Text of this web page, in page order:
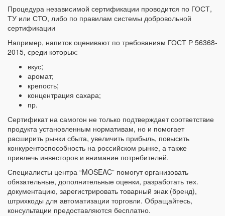
Процедура независимой сертификации проводится по ГОСТ,
ТУ или СТО, либо по правилам системы добровольной
сертификации
Например, напиток оценивают по требованиям ГОСТ Р 56368-
2015, среди которых:
вкус;
аромат;
крепость;
концентрация сахара;
пр.
Сертификат на самогон не только подтверждает соответствие
продукта установленным нормативам, но и помогает
расширить рынки сбыта, увеличить прибыль, повысить
конкурентоспособность на российском рынке, а также
привлечь инвесторов и внимание потребителей.
Специалисты центра “MOSEAC” помогут организовать
обязательные, дополнительные оценки, разработать тех.
документацию, зарегистрировать товарный знак (бренд),
штрихкоды для автоматизации торговли. Обращайтесь,
консультации предоставляются бесплатно.